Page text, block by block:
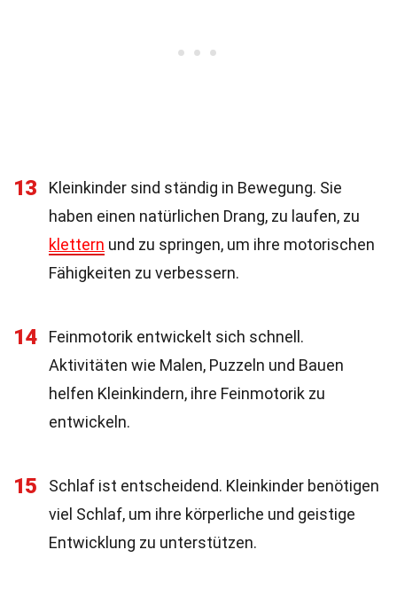
13
Kleinkinder sind ständig in Bewegung. Sie
haben einen natürlichen Drang, zu laufen, zu
klettern und zu springen, um ihre motorischen
Fähigkeiten zu verbessern.
14
Feinmotorik entwickelt sich schnell.
Aktivitäten wie Malen, Puzzeln und Bauen
helfen Kleinkindern, ihre Feinmotorik zu
entwickeln.
15
Schlaf ist entscheidend. Kleinkinder benötigen
viel Schlaf, um ihre körperliche und geistige
Entwicklung zu unterstützen.